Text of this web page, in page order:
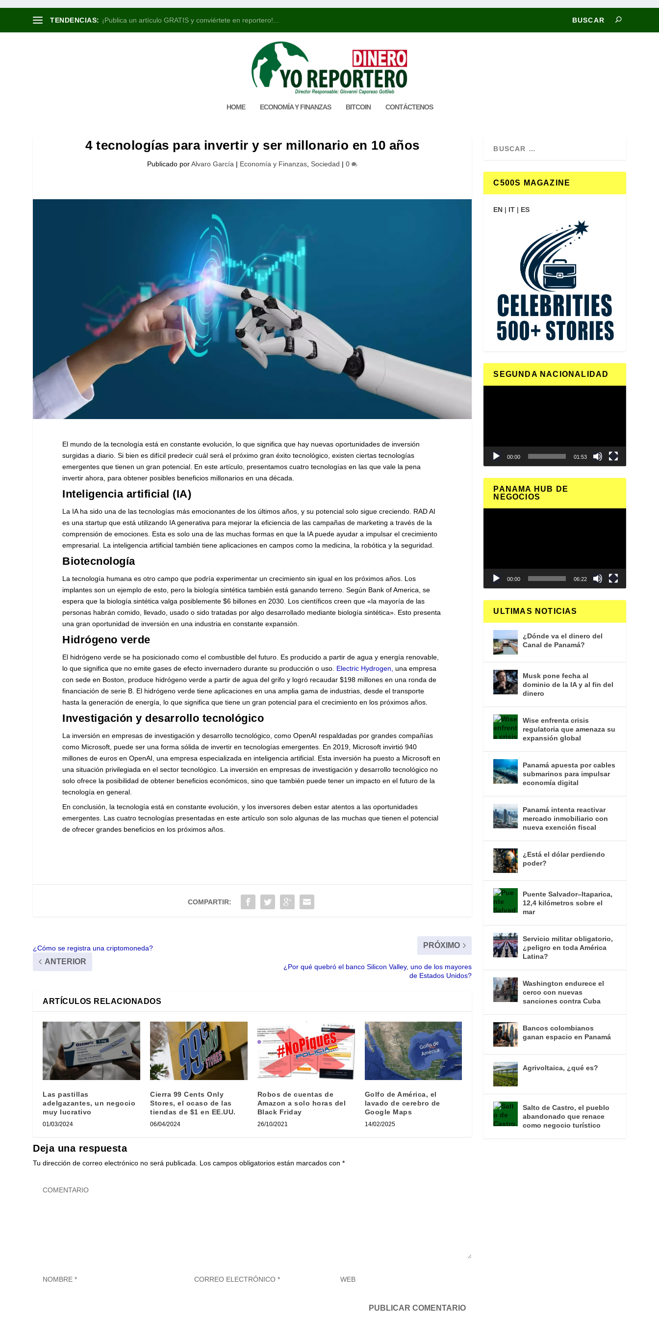
TENDENCIAS: ¡Publica un artículo GRATIS y conviértete en reportero!...
HOME ECONOMÍA Y FINANZAS BITCOIN CONTÁCTENOS
4 tecnologías para invertir y ser millonario en 10 años
Publicado porAlvaro García | Economía y Finanzas Sociedad |0
El mundo de la tecnología está en constante evolución, lo que significa que hay nuevas oportunidades de inversión
surgidas a diario. Si bien es difícil predecir cuál será el próximo gran éxito tecnológico, existen ciertas tecnologías
emergentes que tienen un gran potencial. En este artículo, presentamos cuatro tecnologías en las que vale la pena
invertir ahora, para obtener posibles beneficios millonarios en una década.
Inteligencia artificial (IA)
La IA ha sido una de las tecnologías más emocionantes de los últimos años, y su potencial solo sigue creciendo. RAD AI
es una startup que está utilizando IA generativa para mejorar la eficiencia de las campañas de marketing a través de la
comprensión de emociones. Esta es solo una de las muchas formas en que la IA puede ayudar a impulsar el crecimiento
empresarial. La inteligencia artificial también tiene aplicaciones en campos como la medicina, la robótica y la seguridad.
Biotecnología
La tecnología humana es otro campo que podría experimentar un crecimiento sin igual en los próximos años. Los
implantes son un ejemplo de esto, pero la biología sintética también está ganando terreno. Según Bank of America, se
espera que la biología sintética valga posiblemente $6 billones en 2030. Los científicos creen que «la mayoría de las
personas habrán comido, llevado, usado o sido tratadas por algo desarrollado mediante biología sintética». Esto presenta
una gran oportunidad de inversión en una industria en constante expansión.
Hidrógeno verde
El hidrógeno verde se ha posicionado como el combustible del futuro. Es producido a partir de agua y energía renovable,
lo que significa que no emite gases de efecto invernadero durante su producción o uso. Electric Hydrogen, una empresa
con sede en Boston, produce hidrógeno verde a partir de agua del grifo y logró recaudar $198 millones en una ronda de
financiación de serie B. El hidrógeno verde tiene aplicaciones en una amplia gama de industrias, desde el transporte
hasta la generación de energía, lo que significa que tiene un gran potencial para el crecimiento en los próximos años.
Investigación y desarrollo tecnológico
La inversión en empresas de investigación y desarrollo tecnológico, como OpenAI respaldadas por grandes compañías
como Microsoft, puede ser una forma sólida de invertir en tecnologías emergentes. En 2019, Microsoft invirtió 940
millones de euros en OpenAI, una empresa especializada en inteligencia artificial. Esta inversión ha puesto a Microsoft en
una situación privilegiada en el sector tecnológico. La inversión en empresas de investigación y desarrollo tecnológico no
solo ofrece la posibilidad de obtener beneficios económicos, sino que también puede tener un impacto en el futuro de la
tecnología en general.
En conclusión, la tecnología está en constante evolución, y los inversores deben estar atentos a las oportunidades
emergentes. Las cuatro tecnologías presentadas en este artículo son solo algunas de las muchas que tienen el potencial
de ofrecer grandes beneficios en los próximos años.
COMPARTIR:
¿Cómo se registra una criptomoneda?
ANTERIOR
PRÓXIMO
¿Por qué quebró el banco Silicon Valley, uno de los mayores
de Estados Unidos?
ARTÍCULOS RELACIONADOS
Las pastillas
adelgazantes, un negocio
muy lucrativo
01/03/2024
Cierra 99 Cents Only
Stores, el ocaso de las
tiendas de $1 en EE.UU.
06/04/2024
Robos de cuentas de
Amazon a solo horas del
Black Friday
26/10/2021
Golfo de América, el
lavado de cerebro de
Google Maps
14/02/2025
Deja una respuesta
Tu dirección de correo electrónico no será publicada. Los campos obligatorios están marcados con*
C500S MAGAZINE
EN | IT | ES
SEGUNDA NACIONALIDAD
00:00 01:53
PANAMA HUB DE
NEGOCIOS
00:00 06:22
ULTIMAS NOTICIAS
¿Dónde va el dinero del
Canal de Panamá?
Musk pone fecha al
dominio de la IA y al fin del
dinero
Wise enfrenta crisis
regulatoria que amenaza su
expansión global
Panamá apuesta por cables
submarinos para impulsar
economía digital
Panamá intenta reactivar
mercado inmobiliario con
nueva exención fiscal
¿Está el dólar perdiendo
poder?
Puente Salvador–Itaparica,
12,4 kilómetros sobre el
mar
Servicio militar obligatorio,
¿peligro en toda América
Latina?
Washington endurece el
cerco con nuevas
sanciones contra Cuba
Bancos colombianos
ganan espacio en Panamá
Agrivoltaica, ¿qué es?
Salto de Castro, el pueblo
abandonado que renace
como negocio turístico